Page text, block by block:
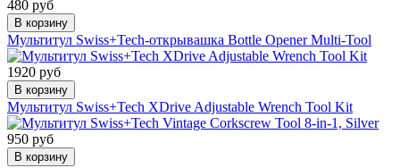
480 руб
В корзину
Мультитул Swiss+Tech-открывашка Bottle Opener Multi-Tool
1920 руб
В корзину
Мультитул Swiss+Tech XDrive Adjustable Wrench Tool Kit
950 руб
В корзину